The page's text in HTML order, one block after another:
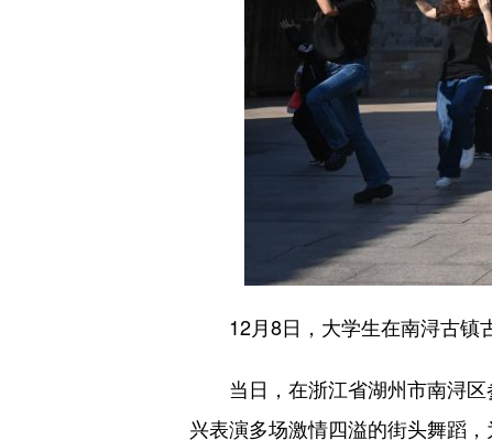
12月8日，大学生在南浔古镇古
当日，在浙江省湖州市南浔区
兴表演多场激情四溢的街头舞蹈，